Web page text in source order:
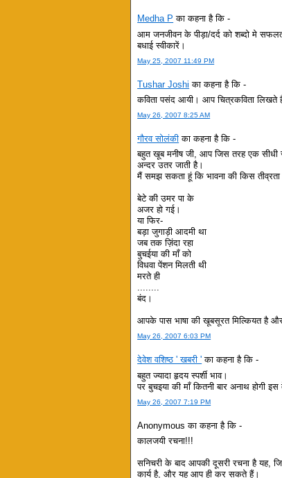
Medha P का कहना है कि -
आम जनजीवन के पीड़ा/दर्द को शब्दो मे
बधाई स्वीकारें।
May 25, 2007 11:49 PM
Tushar Joshi का कहना है कि -
कविता पसंद आयी। आप चित्रकविता लिखते
May 26, 2007 8:25 AM
गौरव सोलंकी का कहना है कि -
बहुत खूब मनीष जी, आप जिस तरह एक सीधी
अन्दर उतर जाती है।
मैं समझ सकता हूं कि भावना की किस तीव्रता
बेटे की उमर पा के
अजर हो गई।
या फिर-
बड़ा जुगाड़ी आदमी था
जब तक ज़िंदा रहा
बुचईया की माँ को
विधवा पेंशन मिलती थी
मरते ही
........
बंद।
आपके पास भाषा की खूबसूरत मिल्कियत है
May 26, 2007 6:03 PM
देवेश वशिष्ठ ' खबरी ' का कहना है कि -
बहुत ज्यादा हृदय स्पर्शी भाव।
पर बुचइया की माँ कितनी बार अनाथ होगी
May 26, 2007 7:19 PM
Anonymous का कहना है कि -
कालजयी रचना!!!
सनिचरी के बाद आपकी दूसरी रचना है यह,
कार्य है, और यह आप ही कर सकते हैं।